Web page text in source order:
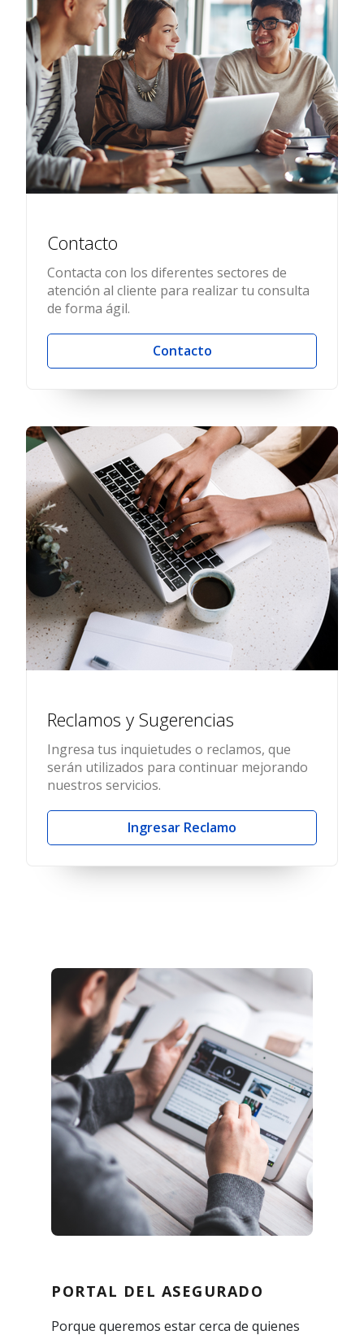
Contacto
Contacta con los diferentes sectores de
atención al cliente para realizar tu consulta
de forma ágil.
Contacto
Reclamos y Sugerencias
Ingresa tus inquietudes o reclamos, que
serán utilizados para continuar mejorando
nuestros servicios.
Ingresar Reclamo
PORTAL DEL ASEGURADO
Porque queremos estar cerca de quienes